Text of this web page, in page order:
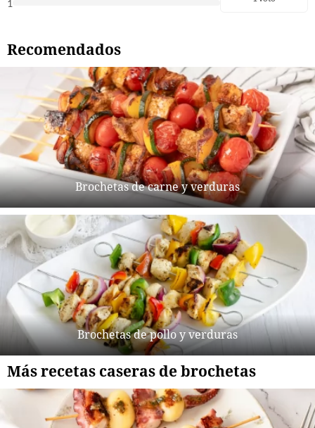
1
Recomendados
Brochetas de carne y verduras
Brochetas de pollo y verduras
Más recetas caseras de brochetas